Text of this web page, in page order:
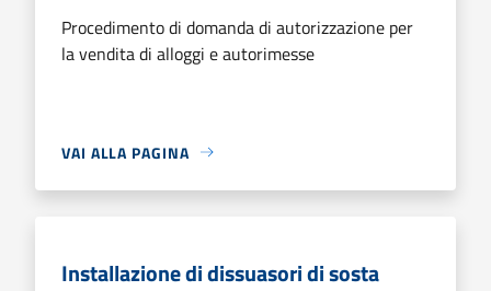
Procedimento di domanda di autorizzazione per
la vendita di alloggi e autorimesse
VAI ALLA PAGINA
Installazione di dissuasori di sosta